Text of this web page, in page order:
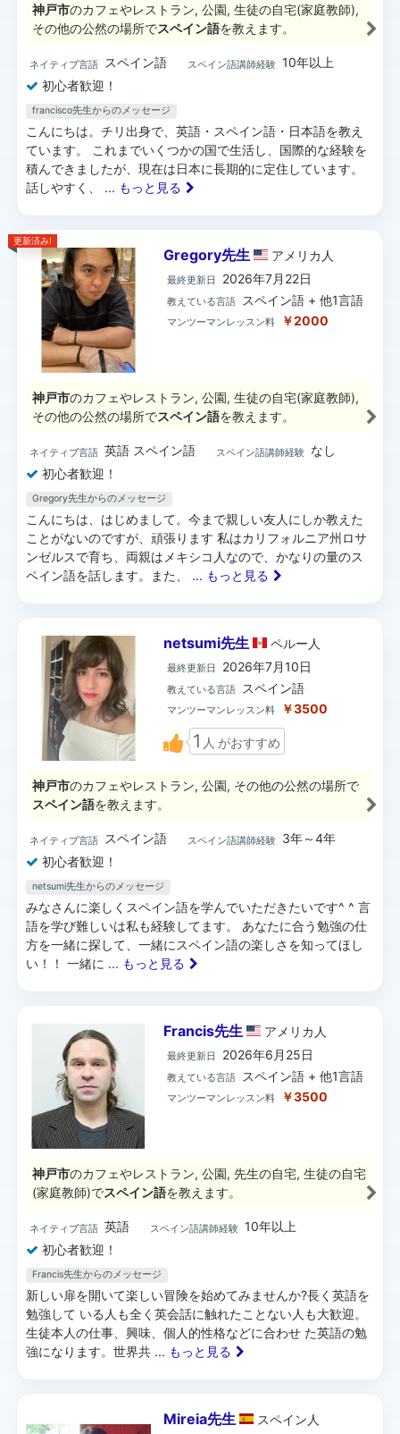
神戸市のカフェやレストラン, 公園, 生徒の自宅(家庭教師),
その他の公然の場所でスペイン語を教えます。
ネイティブ言語 スペイン語 スペイン語講師経験 10年以上
初心者歓迎！
francisco先生からのメッセージ
こんにちは。チリ出身で、英語・スペイン語・日本語を教え
ています。 これまでいくつかの国で生活し、国際的な経験を
積んできましたが、現在は日本に長期的に定住しています。
話しやすく、 ... もっと見る
更新済み!
Gregory先生 アメリカ 人
最終更新日 2026年7月22日
教えている言語 スペイン語 + 他1言語
マンツーマンレッスン料 ￥2000
神戸市のカフェやレストラン, 公園, 生徒の自宅(家庭教師),
その他の公然の場所でスペイン語を教えます。
ネイティブ言語 英語 スペイン語 スペイン語講師経験
なし
初心者歓迎！
Gregory先生からのメッセージ
こんにちは、はじめまして。今まで親しい友人にしか教えた
ことがないのですが、頑張ります 私はカリフォルニア州ロサ
ンゼルスで育ち、両親はメキシコ人なので、かなりの量のス
ペイン語を話します。また、 ... もっと見る
netsumi先生 ペルー 人
最終更新日 2026年7月10日
教えている言語 スペイン語
マンツーマンレッスン料 ￥3500
1 人 がおすすめ
神戸市のカフェやレストラン, 公園, その他の公然の場所で
スペイン語を教えます。
ネイティブ言語 スペイン語 スペイン語講師経験
3年～4年
初心者歓迎！
netsumi先生からのメッセージ
みなさんに楽しくスペイン語を学んでいただきたいです^ ^ 言
語を学び難しいは私も経験してます。 あなたに合う勉強の仕
方を一緒に探して、一緒にスペイン語の楽しさを知ってほし
い！！ 一緒に ... もっと見る
Francis先生 アメリカ 人
最終更新日 2026年6月25日
教えている言語 スペイン語 + 他1言語
マンツーマンレッスン料 ￥3500
神戸市のカフェやレストラン, 公園, 先生の自宅, 生徒の自宅
(家庭教師)でスペイン語を教えます。
ネイティブ言語 英語 スペイン語講師経験 10年以上
初心者歓迎！
Francis先生からのメッセージ
新しい扉を開いて楽しい冒険を始めてみませんか?長く英語を
勉強して いる人も全く英会話に触れたことない人も大歓迎。
生徒本人の仕事、興味、個人的性格などに合わせ た英語の勉
強になります。世界共 ... もっと見る
Mireia先生 スペイン 人